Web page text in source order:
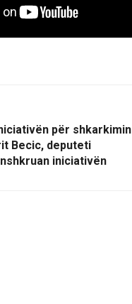
për shkarkimin
Becic, deputeti
iniciativën